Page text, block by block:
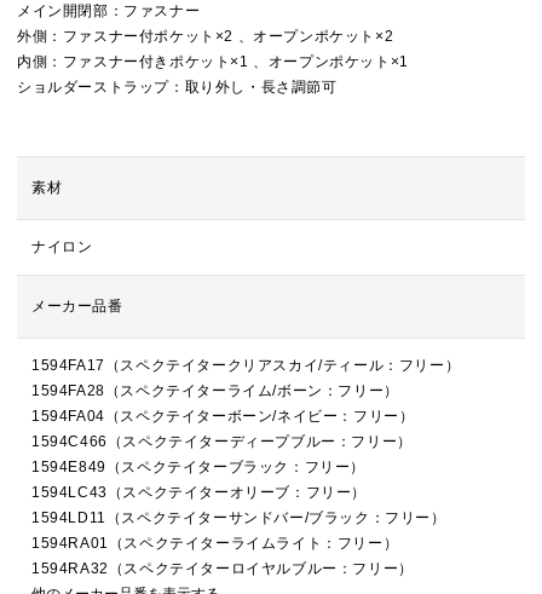
メイン開閉部：ファスナー
外側：ファスナー付ポケット×2 、オープンポケット×2
内側：ファスナー付きポケット×1 、オープンポケット×1
ショルダーストラップ：取り外し・長さ調節可
素材
ナイロン
メーカー品番
1594FA17（スペクテイタークリアスカイ/ティール：フリー）
1594FA28（スペクテイターライム/ボーン：フリー）
1594FA04（スペクテイターボーン/ネイビー：フリー）
1594C466（スペクテイターディープブルー：フリー）
1594E849（スペクテイターブラック：フリー）
1594LC43（スペクテイターオリーブ：フリー）
1594LD11（スペクテイターサンドバー/ブラック：フリー）
1594RA01（スペクテイターライムライト：フリー）
1594RA32（スペクテイターロイヤルブルー：フリー）